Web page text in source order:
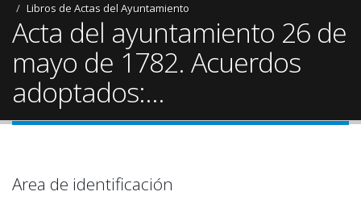
Libros de Actas del Ayuntamiento
Acta del ayuntamiento 26 de
mayo de 1782. Acuerdos
adoptados:...
Area de identificación